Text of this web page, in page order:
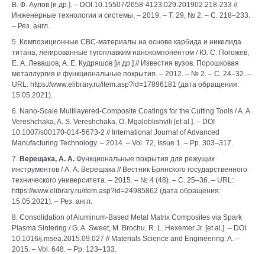
В. Ф. Аулов [и др.]. – DOI 10.15507/2658-4123.029.201902.218-233 //
Инженерные технологии и системы. – 2019. – Т. 29, № 2. – С. 218–233.
– Рез. англ.
5. Композиционные СВС-материалы на основе карбида и никелида
титана, легированные тугоплавким нанокомпонентом / Ю. С. Погожев,
Е. А. Левашов, A. Е. Кудряшов [и др.] // Известия вузов. Порошковая
металлургия и функциональные покрытия. – 2012. – № 2. – С. 24–32. –
URL: https://www.elibrary.ru/item.asp?id=17896181 (дата обращения:
15.05.2021).
6. Nano-Scale Multilayered-Composite Coatings for the Cutting Tools / A. A.
Vereshchaka, A. S. Vereshchaka, O. Mgaloblishvili [et al.]. – DOI
10.1007/s00170-014-5673-2 // International Journal of Advanced
Manufacturing Technology. – 2014. – Vol. 72, Issue 1. – Pp. 303–317.
7. Верещака, А. А. Функциональные покрытия для режущих
инструментов / А. А. Верещака // Вестник Брянского государственного
технического университета. – 2015. – № 4 (48). – С. 25–36. – URL:
https://www.elibrary.ru/item.asp?id=24985862 (дата обращения:
15.05.2021). – Рез. англ.
8. Consolidation of Aluminum-Based Metal Matrix Composites via Spark
Plasma Sintering / G. A. Sweet, M. Brochu, R. L. Hexemer Jr. [et al.]. – DOI
10.1016/j.msea.2015.09.027 // Materials Science and Engineering: A. –
2015. – Vol. 648. – Pp. 123–133.